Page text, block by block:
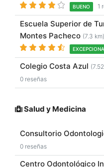
BUENO 1
Escuela Superior de
Montes Pacheco (7.3 km)
Colegio Costa Azul
0 reseñas
Salud y Medicina
Consultorio
0 reseñas
Centro Odontológico